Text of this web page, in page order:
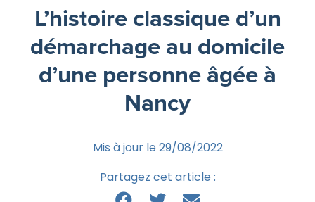
L’histoire classique d’un
démarchage au domicile
d’une personne âgée à
Nancy
Mis à jour le 29/08/2022
Partagez cet article :